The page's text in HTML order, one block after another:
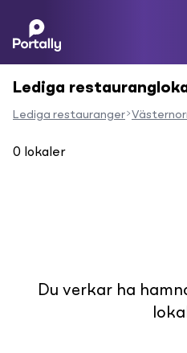
Lediga
Lediga restauranger
0 lokaler
Du verkar ha